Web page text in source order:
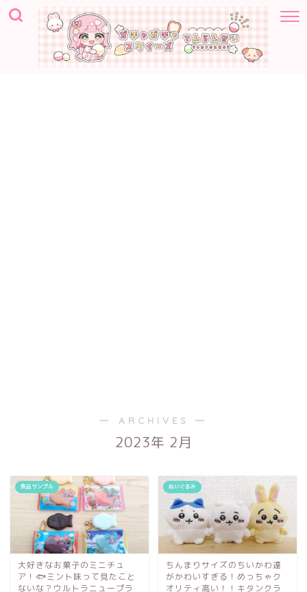
― ARCHIVES ―
2023年 2月
食品サンプル
大好きなお菓子のミニチュ
ア！🐟ミント味って見たこと
ないな？ウルトラニュープラ
ぬいぐるみ
ちんまりサイズのちいかわ達
がかわいすぎる！めっちゃク
オリティ高い！！キタンクラ